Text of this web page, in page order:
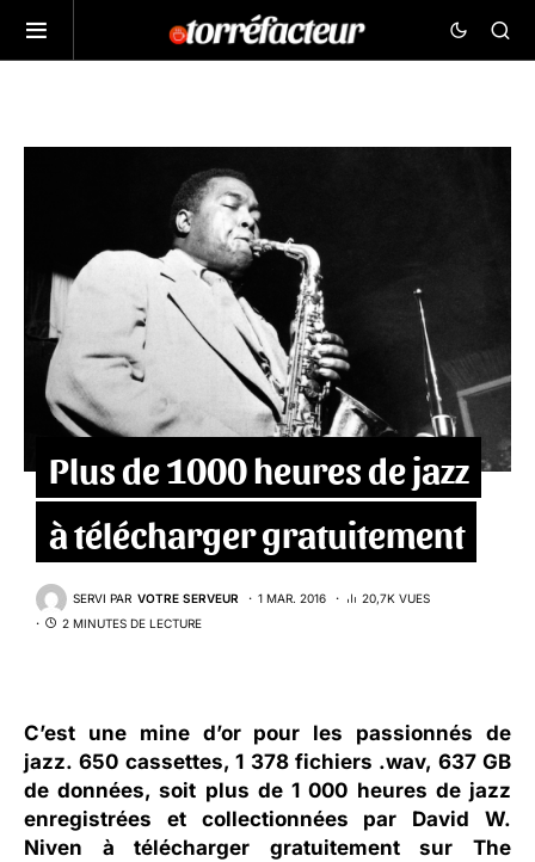
Plus de 1000 heures de jazz
à télécharger gratuitement
SERVI PAR VOTRE SERVEUR 1 MAR. 2016
20,7K VUES
2 MINUTES DE LECTURE
C’est une mine d’or pour les passionnés de
jazz. 650 cassettes, 1 378 fichiers .wav, 637 GB
de données, soit plus de 1 000 heures de jazz
enregistrées et collectionnées par David W.
Niven à télécharger gratuitement sur The